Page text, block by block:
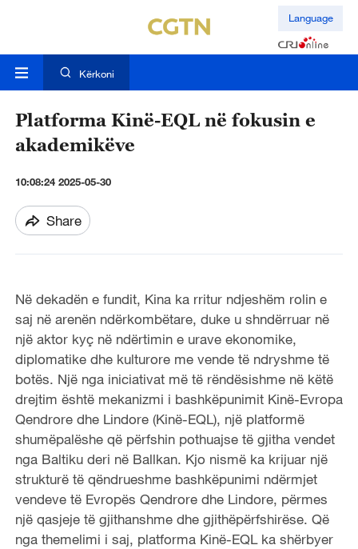
Language
Kërkoni
Platforma Kinë-EQL në fokusin e
akademikëve
10:08:24 2025-05-30
Share
Në dekadën e fundit, Kina ka rritur ndjeshëm rolin e
saj në arenën ndërkombëtare, duke u shndërruar në
një aktor kyç në ndërtimin e urave ekonomike,
diplomatike dhe kulturore me vende të ndryshme të
botës. Një nga iniciativat më të rëndësishme në këtë
drejtim është mekanizmi i bashkëpunimit Kinë-Evropa
Qendrore dhe Lindore (Kinë-EQL), një platformë
shumëpalëshe që përfshin pothuajse të gjitha vendet
nga Baltiku deri në Ballkan. Kjo nismë ka krijuar një
strukturë të qëndrueshme bashkëpunimi ndërmjet
vendeve të Evropës Qendrore dhe Lindore, përmes
një qasjeje të gjithanshme dhe gjithëpërfshirëse. Që
nga themelimi i saj, platforma Kinë-EQL ka shërbyer